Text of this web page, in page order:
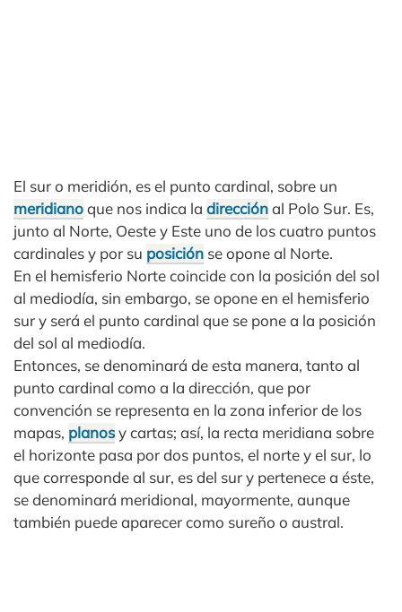
El sur o meridión, es el punto cardinal, sobre un
meridianoque nos indica la direcciónal Polo Sur. Es,
junto al Norte, Oeste y Este uno de los cuatro puntos
cardinales y por su posición se opone al Norte.
En el hemisferio Norte coincide con la posición del sol
al mediodía, sin embargo, se opone en el hemisferio
sur y será el punto cardinal que se pone a la posición
del sol al mediodía.
Entonces, se denominará de esta manera, tanto al
punto cardinal como a la dirección, que por
convención se representa en la zona inferior de los
mapas, planosy cartas; así, la recta meridiana sobre
el horizonte pasa por dos puntos, el norte y el sur, lo
que corresponde al sur, es del sur y pertenece a éste,
se denominará meridional, mayormente, aunque
también puede aparecer como sureño o austral.